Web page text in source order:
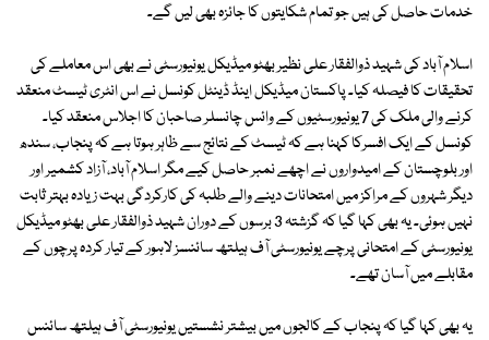
خدمات حاصل کی ہیں جو تمام شکایتوں کا جائزہ بھی لیں گے۔
اسلام آباد کی شہید ذوالفقار علی نظیر بھٹو میڈیکل یونیورسٹی نے بھی اس معاملے کی
تحقیقات کا فیصلہ کیا۔ پاکستان میڈیکل اینڈ ڈینٹل کونسل نے اس انٹری ٹیسٹ منعقد
کرنے والی ملک کی 7 یونیورسٹیوں کے وائس چانسلر صاحبان کا اجلاس منعقد کیا۔
کونسل کے ایک افسرکا کہنا ہے کہ ٹیسٹ کے نتائج سے ظاہر ہوتا ہے کہ پنجاب، سندھ
اور بلوچستان کے امیدواروں نے اچھے نمبر حاصل کیے مگر اسلام آباد، آزاد کشمیر اور
دیگر شہروں کے مراکز میں امتحانات دینے والے طلبہ کی کارکردگی بہت زیادہ بہتر ثابت
نہیں ہوئی۔ یہ بھی کہا گیا کہ گزشتہ 3 برسوں کے دوران شہید ذوالفقار علی بھٹو میڈیکل
یونیورسٹی کے امتحانی پرچے یونیورسٹی آف ہیلتھ سائنسز لاہور کے تیار کردہ پرچوں کے
مقابلے میں آسان تھے۔
یہ بھی کہا گیا کہ پنجاب کے کالجوں میں بیشتر نشستیں یونیورسٹی آف ہیلتھ سائنس